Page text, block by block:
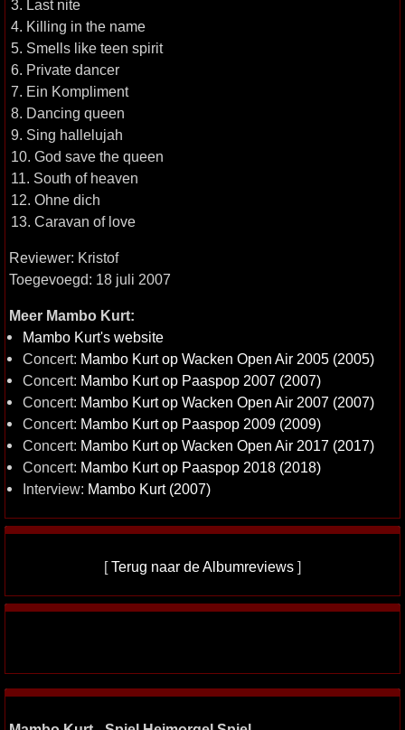
3. Last nite
4. Killing in the name
5. Smells like teen spirit
6. Private dancer
7. Ein Kompliment
8. Dancing queen
9. Sing hallelujah
10. God save the queen
11. South of heaven
12. Ohne dich
13. Caravan of love
Reviewer: Kristof
Toegevoegd: 18 juli 2007
Meer Mambo Kurt:
Mambo Kurt's website
Concert: Mambo Kurt op Wacken Open Air 2005 (2005)
Concert: Mambo Kurt op Paaspop 2007 (2007)
Concert: Mambo Kurt op Wacken Open Air 2007 (2007)
Concert: Mambo Kurt op Paaspop 2009 (2009)
Concert: Mambo Kurt op Wacken Open Air 2017 (2017)
Concert: Mambo Kurt op Paaspop 2018 (2018)
Interview: Mambo Kurt (2007)
[Terug naar de Albumreviews ]